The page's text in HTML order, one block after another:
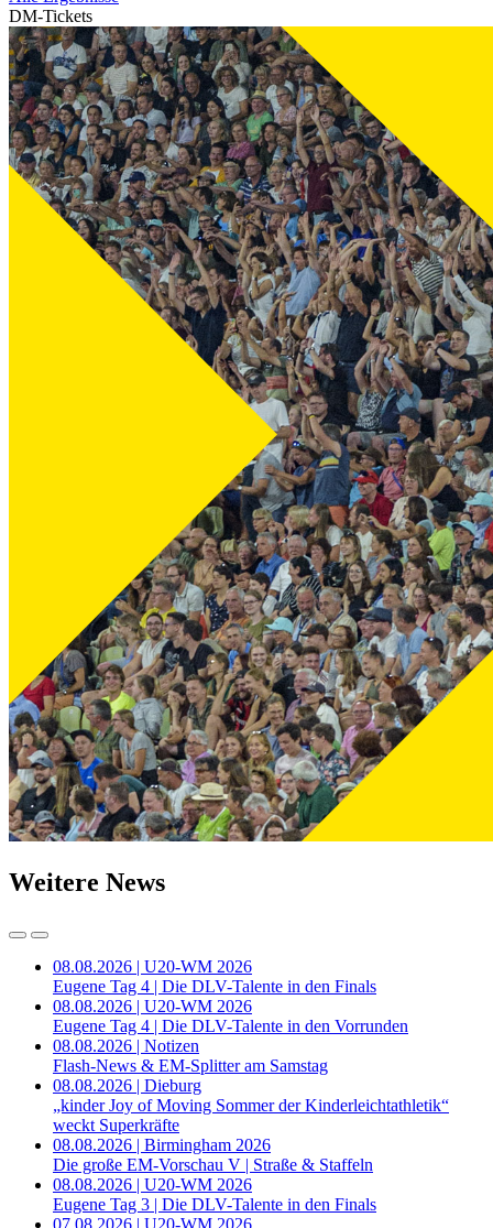
DM-Tickets
Weitere News
08.08.2026 | U20-WM 2026
Eugene Tag 4 | Die DLV-Talente in den Finals
08.08.2026 | U20-WM 2026
Eugene Tag 4 | Die DLV-Talente in den Vorrunden
08.08.2026 | Notizen
Flash-News & EM-Splitter am Samstag
08.08.2026 | Dieburg
„kinder Joy of Moving Sommer der Kinderleichtathletik“
weckt Superkräfte
08.08.2026 | Birmingham 2026
Die große EM-Vorschau V | Straße & Staffeln
08.08.2026 | U20-WM 2026
Eugene Tag 3 | Die DLV-Talente in den Finals
07.08.2026 | U20-WM 2026